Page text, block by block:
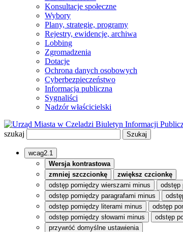
Konsultacje społeczne
Wybory
Plany, strategie, programy
Rejestry, ewidencje, archiwa
Lobbing
Zgromadzenia
Dotacje
Ochrona danych osobowych
Cyberbezpieczeństwo
Informacja publiczna
Sygnaliści
Nadzór właścicielski
Biuletyn Informacji
szukaj
wcag2.1
Wersja kontrastowa
zmniej szczcionkę
zwiększ czcionkę
odstęp pomiędzy wierszami minus
odstęp
odstęp pomiędzy paragrafami minus
odstęp pomiędzy literami minus
odstęp
odstęp pomiędzy słowami minus
odstęp
przywróć domyślne ustawienia